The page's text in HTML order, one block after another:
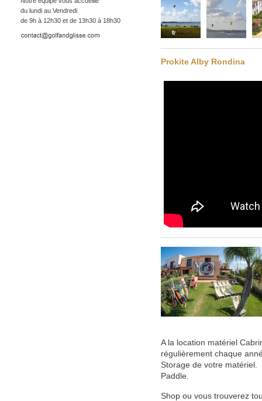
du lundi au Vendredi
de 9h à 12h30 et de 13h30 à 18h30
Prokite Alby Rondina
A la location matériel
régulièrement chaque
Storage de votre matériel.
Paddle.
Shop ou vous trouverez